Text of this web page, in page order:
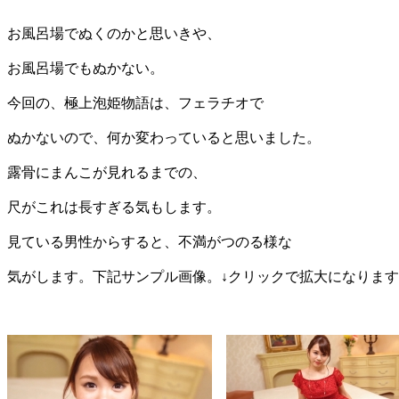
お風呂場でぬくのかと思いきや、
お風呂場でもぬかない。
今回の、極上泡姫物語は、フェラチオで
ぬかないので、何か変わっていると思いました。
露骨にまんこが見れるまでの、
尺がこれは長すぎる気もします。
見ている男性からすると、不満がつのる様な
気がします。下記サンプル画像。↓クリックで拡大になりま